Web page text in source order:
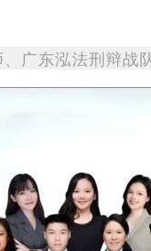
广东泓法刑辩战